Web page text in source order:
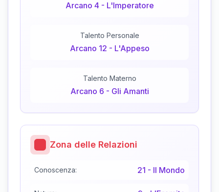
Arcano 4 - L'Imperatore
Talento Personale
Arcano 12 - L'Appeso
Talento Materno
Arcano 6 - Gli Amanti
Zona delle Relazioni
Conoscenza: 21 - Il Mondo